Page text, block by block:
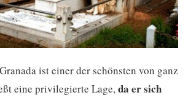
ist einer der schönsten von ganz
eine privilegierte Lage,da er sich